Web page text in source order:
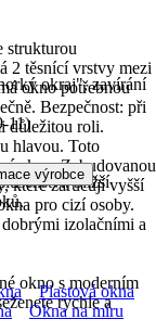
okraj", zavírání
11)
bližší
strukturou
2 těsnící vrstvy mezi
okno potřebnou
Bezpečnost: při
důležitou roli.
hlavou. Toto
okna. Zabudovanou
které zaručují vyšší
pro cizí osoby.
izolačními a
okno s moderním
rychle a
výrobce .
Plastová okna
Okna na míru